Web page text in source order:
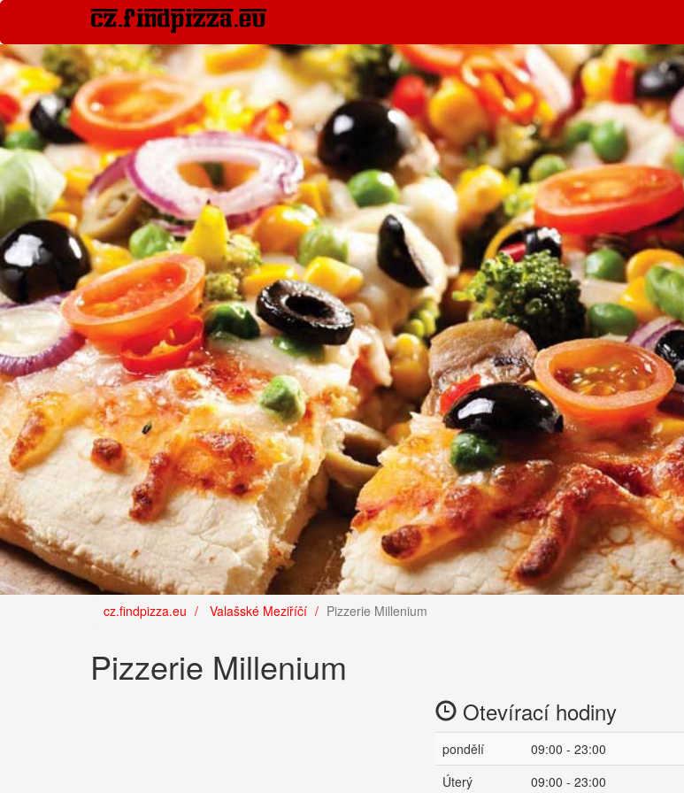
cz.findpizza.eu Valašské Meziříčí Pizzerie Millenium
Pizzerie Millenium
Otevírací hodiny
pondělí
09:00 - 23:00
Úterý
09:00 - 23:00